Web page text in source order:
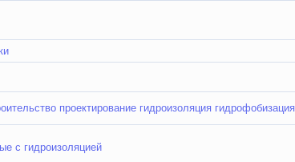
проектирование гидроизоляция гидрофобизация
с гидроизоляцией